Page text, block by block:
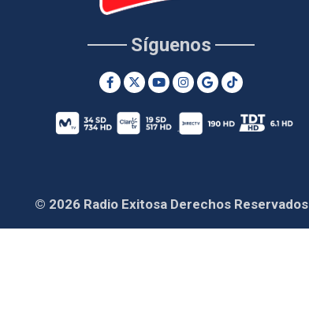
Síguenos
© 2026 Radio Exitosa Derechos Reservados